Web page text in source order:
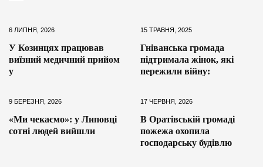
6 ЛИПНЯ, 2026
У Козинцях працював
виїзний медичний прийом
у
15 ТРАВНЯ, 2025
Гніванська громада
підтримала жінок, які
пережили війну:
9 БЕРЕЗНЯ, 2026
«Ми чекаємо»: у Липовці
сотні людей вийшли
17 ЧЕРВНЯ, 2026
В Оратівській громаді
пожежа охопила
господарську будівлю